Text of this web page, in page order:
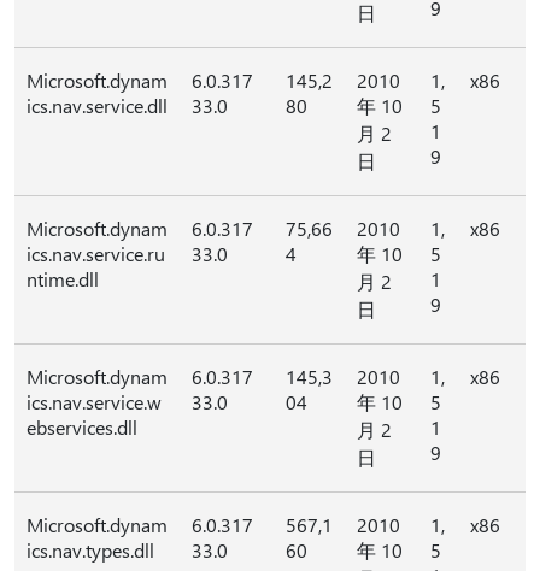
日
9
Microsoft.dynam
ics.nav.service.dll
6.0.317
33.0
145,2
80
2010
年 10
月 2
日
1,
5
1
9
x86
Microsoft.dynam
ics.nav.service.ru
ntime.dll
6.0.317
33.0
75,66
4
2010
年 10
月 2
日
1,
5
1
9
x86
Microsoft.dynam
ics.nav.service.w
ebservices.dll
6.0.317
33.0
145,3
04
2010
年 10
月 2
日
1,
5
1
9
x86
Microsoft.dynam
ics.nav.types.dll
6.0.317
33.0
567,1
60
2010
年 10
1,
5
x86